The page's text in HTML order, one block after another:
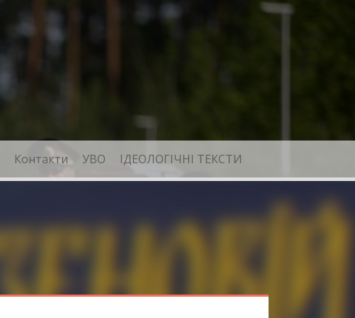
Контакти УВО ІДЕОЛОГІЧНІ ТЕКСТИ